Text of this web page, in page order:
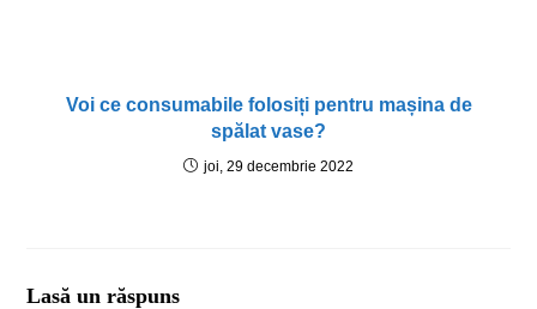
Voi ce consumabile folosiți pentru mașina de
spălat vase?
joi, 29 decembrie 2022
Lasă un răspuns